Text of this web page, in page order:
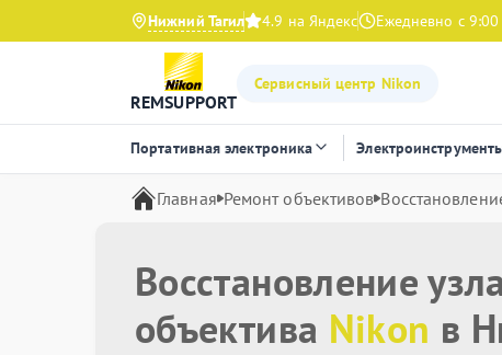
Нижний Тагил 4.9 на Яндекс Ежедневно с
REMSUPPORT
Сервисный центр Nikon
Портативная электроника
Главная Ремонт объективов
Восстановление
объектива Nikon в